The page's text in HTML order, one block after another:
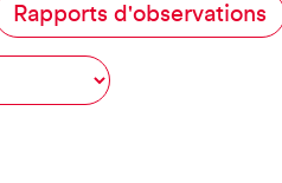
Rapports d'observations